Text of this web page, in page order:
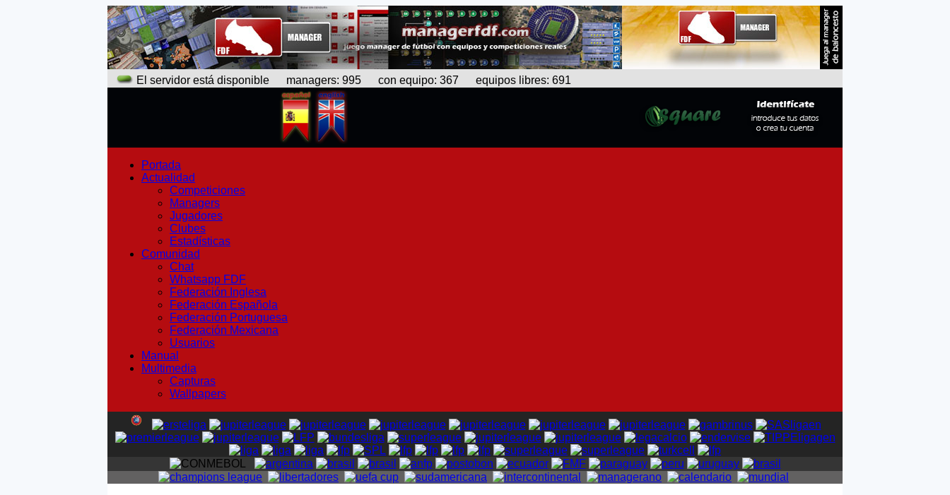
El servidor está disponible managers: 995 con equipo: 367 equipos libres: 691
Portada
Actualidad
Competiciones
Managers
Jugadores
Clubes
Estadísticas
Comunidad
Chat
Whatsapp FDF
Federación Inglesa
Federación Española
Federación Portuguesa
Federación Mexicana
Usuarios
Manual
Multimedia
Capturas
Wallpapers